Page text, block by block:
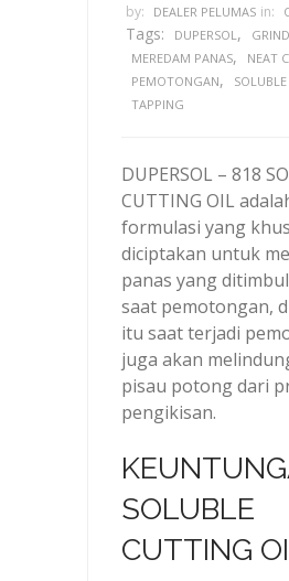
by: DEALER PELUMAS in:
Tags: DUPERSOL,
MEREDAM PANAS, NEAT
PEMOTONGAN,
TAPPING
DUPERSOL – 818
CUTTING OIL
formulasi yang
diciptakan untuk
panas yang
saat pemotongan,
itu saat terjadi
juga akan
pisau potong dari
pengikisan.
SOLUBLE
CUTTING